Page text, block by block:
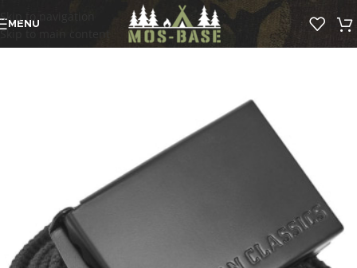
Skip to navigation
Skip to main content
MENU